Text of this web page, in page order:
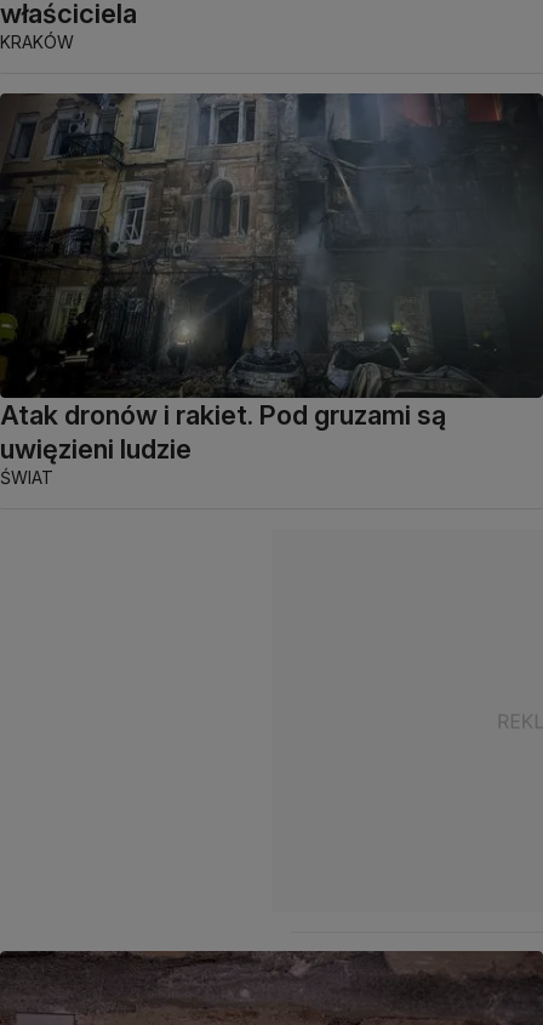
właściciela
KRAKÓW
Atak dronów i rakiet. Pod gruzami są
uwięzieni ludzie
ŚWIAT